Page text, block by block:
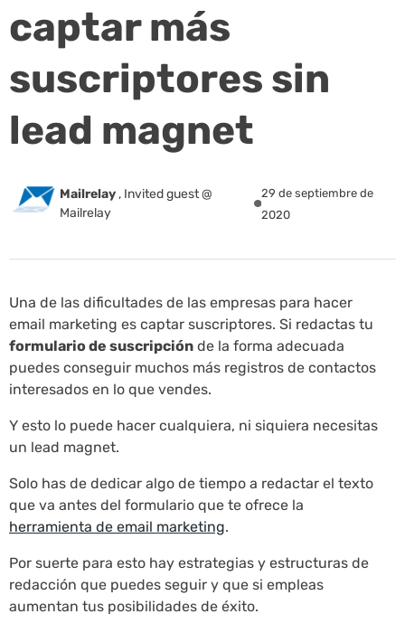
captar más
suscriptores sin
lead magnet
Mailrelay , Invited guest @
Mailrelay
29 de septiembre de
2020
Una de las dificultades de las empresas para hacer
email marketing es captar suscriptores. Si redactas tu
formulario de suscripción de la forma adecuada
puedes conseguir muchos más registros de contactos
interesados en lo que vendes.
Y esto lo puede hacer cualquiera, ni siquiera necesitas
un lead magnet.
Solo has de dedicar algo de tiempo a redactar el texto
que va antes del formulario que te ofrece la
herramienta de email marketing.
Por suerte para esto hay estrategias y estructuras de
redacción que puedes seguir y que si empleas
aumentan tus posibilidades de éxito.